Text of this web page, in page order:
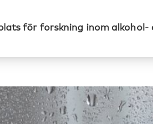
för forskning inom